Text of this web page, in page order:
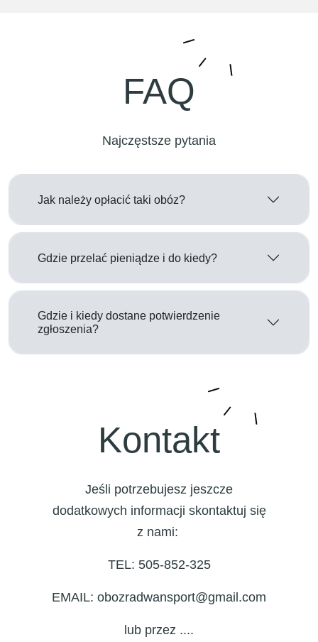
FAQ
Najczęstsze pytania
Jak należy opłacić taki obóz?
Gdzie przelać pieniądze i do kiedy?
Gdzie i kiedy dostane potwierdzenie
zgłoszenia?
Kontakt
Jeśli potrzebujesz jeszcze
dodatkowych informacji skontaktuj się
z nami:
TEL: 505-852-325
EMAIL: obozradwansport@gmail.com
lub przez ....